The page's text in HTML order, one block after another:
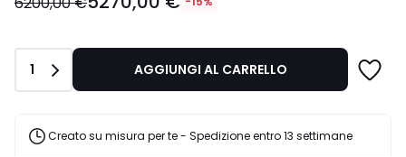
15%
sconto
applicato.
Quantità
1 AGGIUNGI AL CARRELLO
Creato su misura per te - Spedizione entro 13 settimane